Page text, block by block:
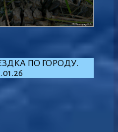
ПО ГОРОДУ.